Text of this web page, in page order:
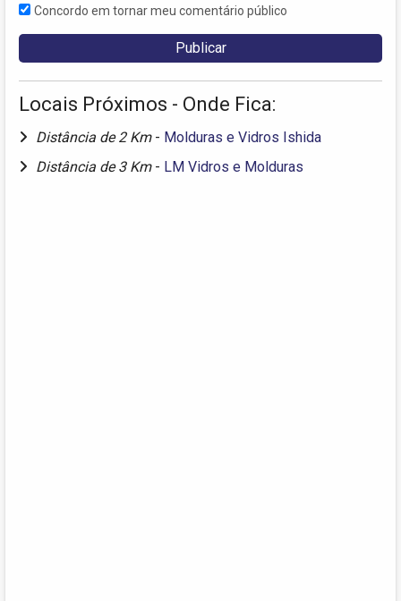
Concordo em tornar meu comentário público
Locais Próximos - Onde Fica:
Distância de 2 Km - Molduras e Vidros Ishida
Distância de 3 Km - LM Vidros e Molduras